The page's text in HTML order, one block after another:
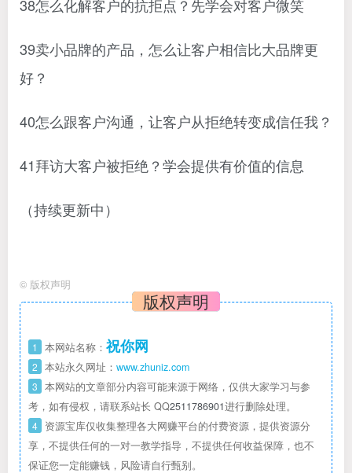
38怎么化解客户的抗拒点？先学会对客户微笑
39卖小品牌的产品，怎么让客户相信比大品牌更
好？
40怎么跟客户沟通，让客户从拒绝转变成信任我？
41拜访大客户被拒绝？学会提供有价值的信息
（持续更新中）
© 版权声明
版权声明
1 本网站名称： 祝你网
2 本站永久网址： www.zhuniz.com
3 本网站的文章部分内容可能来源于网络，仅供大家学习与参
考，如有侵权，请联系站长 QQ2511786901进行删除处理。
4 资源宝库仅收集整理各大网赚平台的付费资源，提供资源分
享，不提供任何的一对一教学指导，不提供任何收益保障，也不
保证您一定能赚钱，风险请自行甄别。